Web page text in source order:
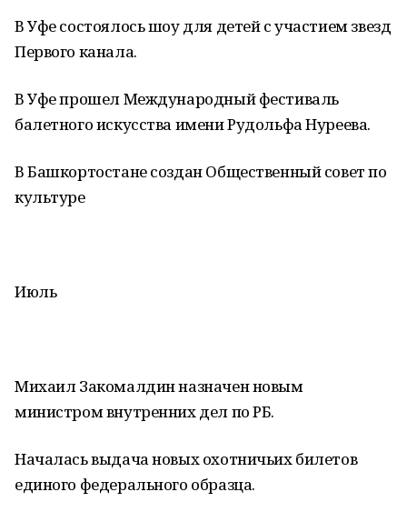
В Уфе состоялось шоу для детей с участием звезд
Первого канала.
В Уфе прошел Международный фестиваль
балетного искусства имени Рудольфа Нуреева.
В Башкортостане создан Общественный совет по
культуре
Июль
Михаил Закомалдин назначен новым
министром внутренних дел по РБ.
Началась выдача новых охотничьих билетов
единого федерального образца.